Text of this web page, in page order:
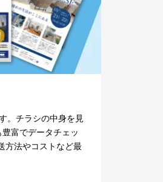
。チラシの中身を見
富でデータチェッ
方法やコストなど最